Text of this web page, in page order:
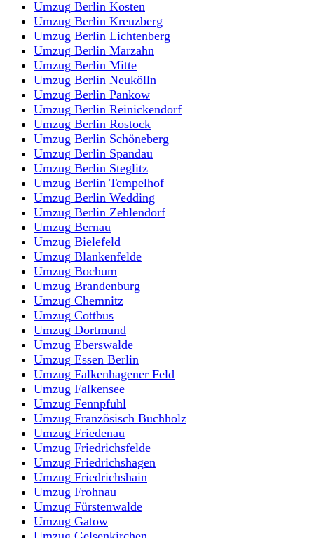
Umzug Berlin Kosten
Umzug Berlin Kreuzberg
Umzug Berlin Lichtenberg
Umzug Berlin Marzahn
Umzug Berlin Mitte
Umzug Berlin Neukölln
Umzug Berlin Pankow
Umzug Berlin Reinickendorf
Umzug Berlin Rostock
Umzug Berlin Schöneberg
Umzug Berlin Spandau
Umzug Berlin Steglitz
Umzug Berlin Tempelhof
Umzug Berlin Wedding
Umzug Berlin Zehlendorf
Umzug Bernau
Umzug Bielefeld
Umzug Blankenfelde
Umzug Bochum
Umzug Brandenburg
Umzug Chemnitz
Umzug Cottbus
Umzug Dortmund
Umzug Eberswalde
Umzug Essen Berlin
Umzug Falkenhagener Feld
Umzug Falkensee
Umzug Fennpfuhl
Umzug Französisch Buchholz
Umzug Friedenau
Umzug Friedrichsfelde
Umzug Friedrichshagen
Umzug Friedrichshain
Umzug Frohnau
Umzug Fürstenwalde
Umzug Gatow